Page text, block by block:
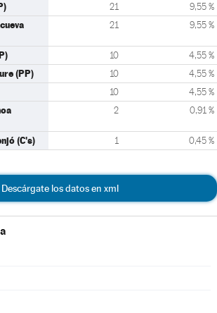
21 9,55 %
21 9,55 %
10 4,55 %
(PP) 10 4,55 %
10 4,55 %
2 0,91 %
(C's) 1 0,45 %
Descárgate los datos en xml